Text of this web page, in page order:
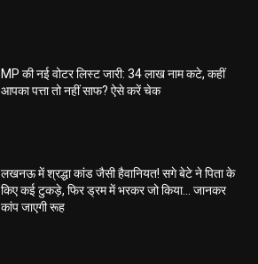
MP की नई वोटर लिस्ट जारी: 34 लाख नाम कटे, कहीं
आपका पत्ता तो नहीं साफ? ऐसे करें चेक
लखनऊ में श्रद्धा कांड जैसी हैवानियत! सगे बेटे ने पिता के
किए कई टुकड़े, फिर ड्रम में भरकर जो किया… जानकर
कांप जाएगी रूह